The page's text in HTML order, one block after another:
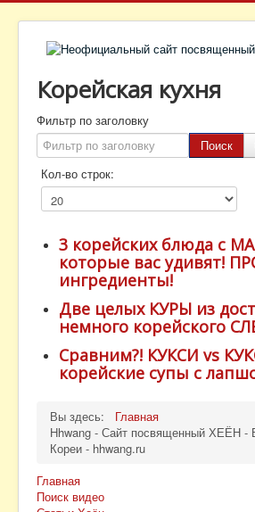
Корейская кухня
Фильтр по заголовку
Поиск
Кол-во строк:
3 корейских блюда с
которые вас удивят!
ингредиенты!
Две целых КУРЫ из
немного корейского
Сравним?! КУКСИ vs
корейские супы с
Вы здесь:
Главная
Hhwang - Сайт посвященный ХЕЁН -
Кореи - hhwang.ru
Главная
Поиск видео